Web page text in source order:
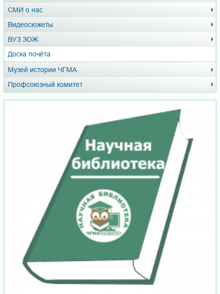
СМИ о нас
Видеосюжеты
ВУЗ ЗОЖ
Доска почёта
Музей истории ЧГМА
Профсоюзный комитет